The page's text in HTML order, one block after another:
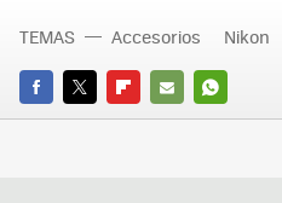
FACEBOOK
TWITTERFLIPBOARD
E-
WHATSAPP
TEMAS Accesorios Nikon